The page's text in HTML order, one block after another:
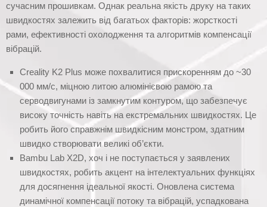
сучасним прошивкам. Однак реальна якість друку на таких
швидкостях залежить від багатьох факторів: жорсткості
рами, ефективності охолодження та алгоритмів компенсації
вібрацій.
Creality K2 Plus може похвалитися прискоренням до ~30
000 мм/с, міцною литою алюмінієвою рамою та
серводвигунами із замкнутим контуром, що забезпечує
високу точність навіть на екстремальних швидкостях. Це
робить його справжнім швидкісним монстром, здатним
швидко створювати великі об’єкти.
Bambu Lab X2D, хоч і не поступається у заявлених
швидкостях, робить акцент на інтелектуальних функціях
для досягнення ідеальної якості. Оновлена система
динамічної компенсації потоку та вібрацій, успадкована